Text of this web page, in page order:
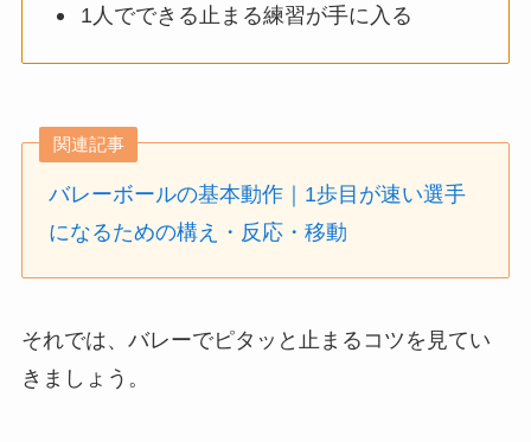
1人でできる止まる練習が手に入る
関連記事
バレーボールの基本動作｜1歩目が速い選手
になるための構え・反応・移動
それでは、バレーでピタッと止まるコツを見てい
きましょう。